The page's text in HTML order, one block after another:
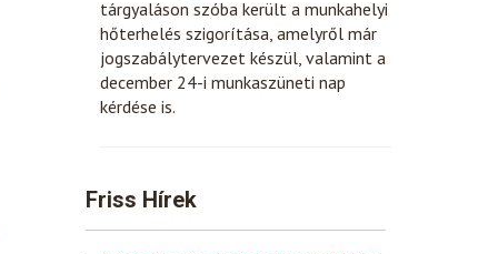
tárgyaláson szóba került a munkahelyi
hőterhelés szigorítása, amelyről már
jogszabálytervezet készül, valamint a
december 24-i munkaszüneti nap
kérdése is.
Friss Hírek